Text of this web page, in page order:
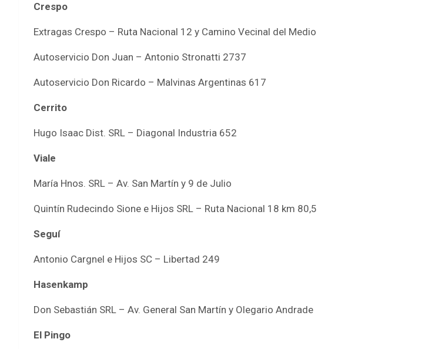
Crespo
Extragas Crespo – Ruta Nacional 12 y Camino Vecinal del Medio
Autoservicio Don Juan – Antonio Stronatti 2737
Autoservicio Don Ricardo – Malvinas Argentinas 617
Cerrito
Hugo Isaac Dist. SRL – Diagonal Industria 652
Viale
María Hnos. SRL – Av. San Martín y 9 de Julio
Quintín Rudecindo Sione e Hijos SRL – Ruta Nacional 18 km 80,5
Seguí
Antonio Cargnel e Hijos SC – Libertad 249
Hasenkamp
Don Sebastián SRL – Av. General San Martín y Olegario Andrade
El Pingo